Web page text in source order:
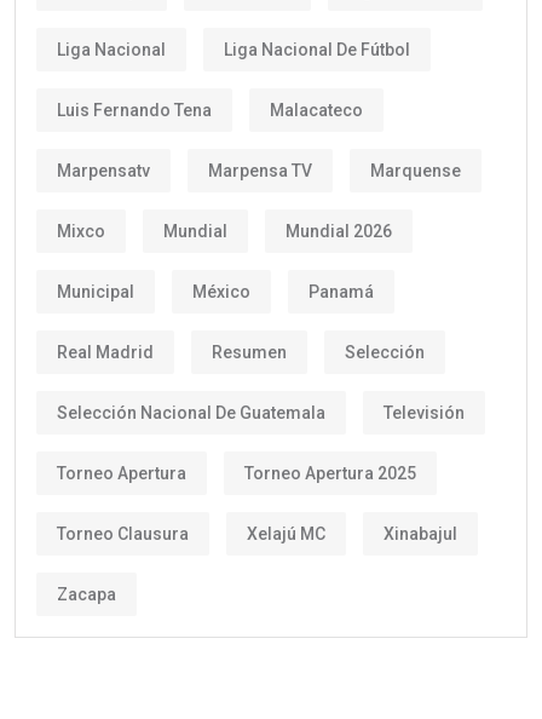
Liga Nacional Liga Nacional De Fútbol
Luis Fernando Tena Malacateco
Marpensatv Marpensa TV Marquense
Mixco Mundial Mundial 2026
Municipal México Panamá
Real Madrid Resumen Selección
Selección Nacional De Guatemala Televisión
Torneo Apertura Torneo Apertura 2025
Torneo Clausura Xelajú MC Xinabajul
Zacapa